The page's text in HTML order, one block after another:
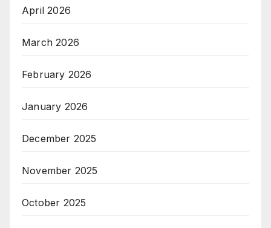
April 2026
March 2026
February 2026
January 2026
December 2025
November 2025
October 2025